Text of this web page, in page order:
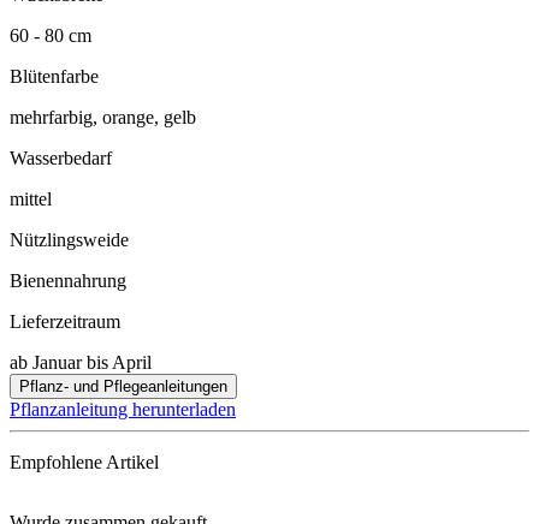
60 - 80 cm
Blütenfarbe
mehrfarbig, orange, gelb
Wasserbedarf
mittel
Nützlingsweide
Bienennahrung
Lieferzeitraum
ab Januar bis April
Pflanz- und Pflegeanleitungen
Pflanzanleitung herunterladen
Empfohlene Artikel